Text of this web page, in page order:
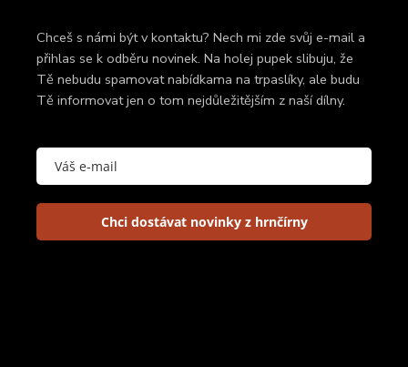
Chceš s námi být v kontaktu? Nech mi zde svůj e-mail a
přihlas se k odběru novinek. Na holej pupek slibuju, že
Tě nebudu spamovat nabídkama na trpaslíky, ale budu
Tě informovat jen o tom nejdůležitějším z naší dílny.
Chci dostávat novinky z hrnčírny